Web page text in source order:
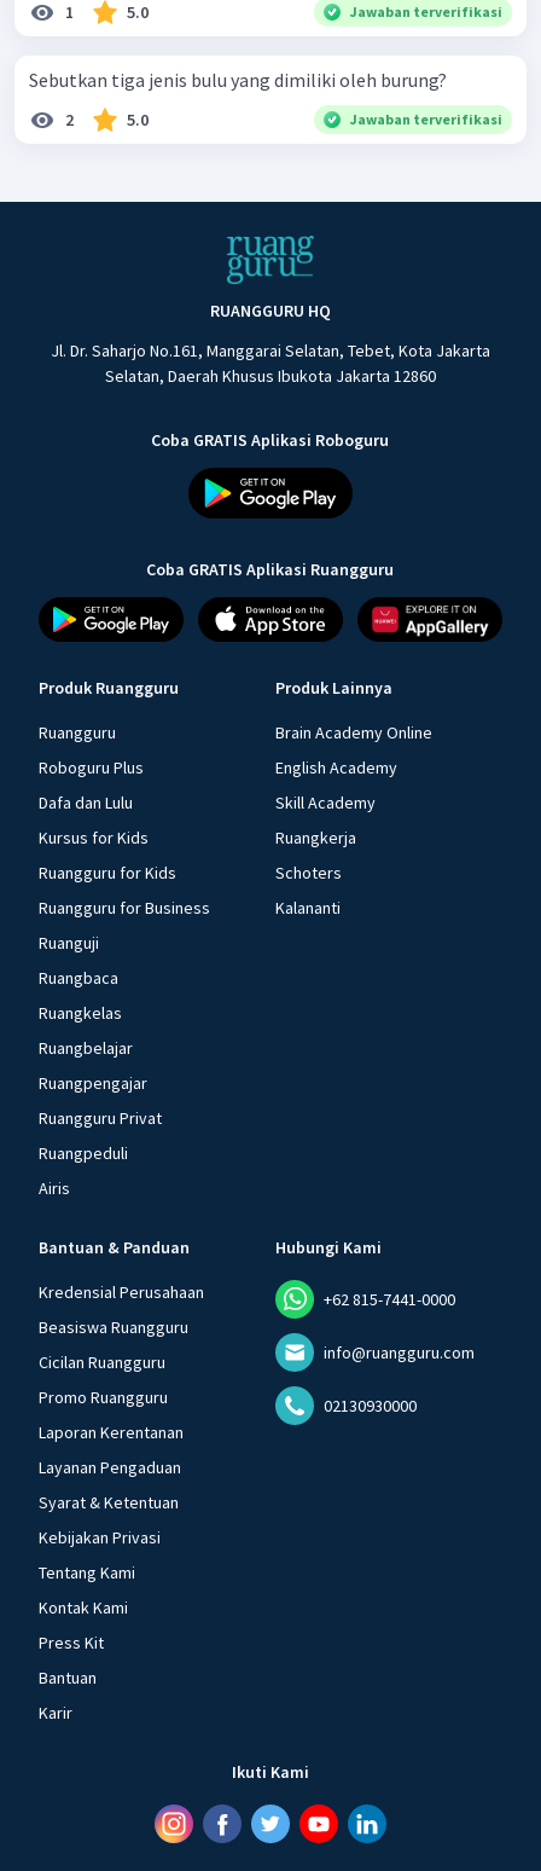
1 5.0 Jawaban terverifikasi
Sebutkan tiga jenis bulu yang dimiliki oleh burung?
2 5.0 Jawaban terverifikasi
RUANGGURU HQ
Jl. Dr. Saharjo No.161, Manggarai Selatan, Tebet, Kota Jakarta
Selatan, Daerah Khusus Ibukota Jakarta 12860
Coba GRATIS Aplikasi Roboguru
Coba GRATIS Aplikasi Ruangguru
Produk Ruangguru
Ruangguru
Roboguru Plus
Dafa dan Lulu
Kursus for Kids
Ruangguru for Kids
Ruangguru for Business
Ruanguji
Ruangbaca
Ruangkelas
Ruangbelajar
Ruangpengajar
Ruangguru Privat
Ruangpeduli
Airis
Produk Lainnya
Brain Academy Online
English Academy
Skill Academy
Ruangkerja
Schoters
Kalananti
Bantuan & Panduan
Kredensial Perusahaan
Beasiswa Ruangguru
Cicilan Ruangguru
Promo Ruangguru
Laporan Kerentanan
Layanan Pengaduan
Syarat & Ketentuan
Kebijakan Privasi
Tentang Kami
Kontak Kami
Press Kit
Bantuan
Karir
Hubungi Kami
+62 815-7441-0000
info@ruangguru.com
02130930000
Ikuti Kami